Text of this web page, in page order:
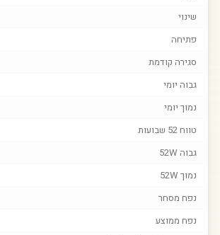
שינוי
פתיחה
סגירה קודמת
גבוה יומי
נמוך יומי
טווח 52 שבועות
גבוה 52W
נמוך 52W
נפח מסחר
נפח ממוצע